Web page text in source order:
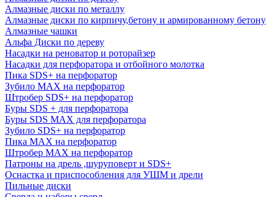
Алмазные диски по металлу
Алмазные диски по кирпичу,бетону и армированному бетону
Алмазные чашки
Альфа Диски по дереву
Насадки на реноватор и роторайзер
Насадки для перфоратора и отбойного молотка
Пика SDS+ на перфоратор
Зубило MAX на перфоратор
Штробер SDS+ на перфоратор
Буры SDS + для перфоратора
Буры SDS MAX для перфоратора
Зубило SDS+ на перфоратор
Пика MAX на перфоратор
Штробер MAX на перфоратор
Патроны на дрель ,шуруповерт и SDS+
Оснастка и приспособления для УШМ и дрели
Пильные диски